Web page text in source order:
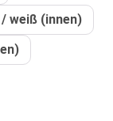
weiß (innen)